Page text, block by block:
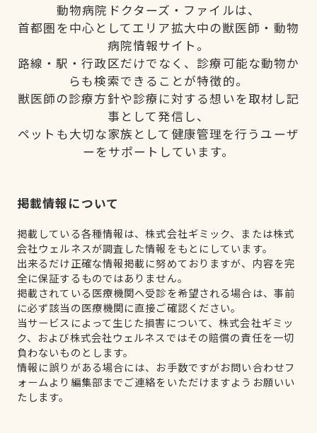
動物病院ドクターズ・ファイルは、
首都圏を中心としてエリア拡大中の獣医師・動物
病院情報サイト。
路線・駅・行政区だけでなく、診療可能な動物か
らも検索できることが特徴的。
獣医師の診療方針や診療に対する想いを取材し記
事として発信し、
ペットも大切な家族として健康管理を行うユーザ
ーをサポートしています。
掲載情報について
掲載している各種情報は、株式会社ギミック、または株式
会社ウェルネスが調査した情報をもとにしています。
出来るだけ正確な情報掲載に努めておりますが、内容を完
全に保証するものではありません。
掲載されている医療機関へ受診を希望される場合は、事前
に必ず該当の医療機関に直接ご確認ください。
当サービスによって生じた損害について、株式会社ギミッ
ク、および株式会社ウェルネスではその賠償の責任を一切
負わないものとします。
情報に誤りがある場合には、お手数ですがお問い合わせフ
ォームより編集部までご連絡をいただけますようお願いい
たします。